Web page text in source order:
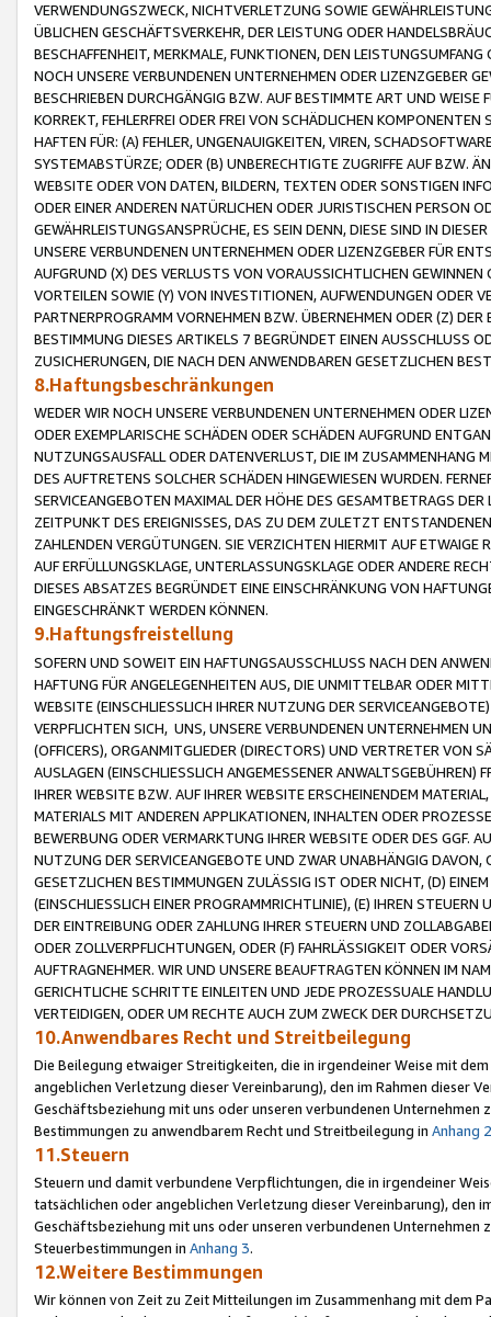
VERWENDUNGSZWECK, NICHTVERLETZUNG SOWIE
ÜBLICHEN GESCHÄFTSVERKEHR, DER LEISTUNG ODER
BESCHAFFENHEIT, MERKMALE, FUNKTIONEN, DEN
NOCH UNSERE VERBUNDENEN UNTERNEHMEN ODER LIZENZGEBER
BESCHRIEBEN DURCHGÄNGIG BZW. AUF BESTIMMTE ART UND
KORREKT, FEHLERFREI ODER FREI VON SCHÄDLICHEN
HAFTEN FÜR: (A) FEHLER, UNGENAUIGKEITEN, VIREN,
SYSTEMABSTÜRZE; ODER (B) UNBERECHTIGTE ZUGRIFFE AUF BZW.
WEBSITE ODER VON DATEN, BILDERN, TEXTEN ODER SONSTIGEN
ODER EINER ANDEREN NATÜRLICHEN ODER JURISTISCHEN PERSON
GEWÄHRLEISTUNGSANSPRÜCHE, ES SEIN DENN, DIESE SIND IN
UNSERE VERBUNDENEN UNTERNEHMEN ODER LIZENZGEBER FÜR
AUFGRUND (X) DES VERLUSTS VON VORAUSSICHTLICHEN
VORTEILEN SOWIE (Y) VON INVESTITIONEN, AUFWENDUNGEN ODER
PARTNERPROGRAMM VORNEHMEN BZW. ÜBERNEHMEN ODER (Z)
BESTIMMUNG DIESES ARTIKELS 7 BEGRÜNDET EINEN AUSSCHLUSS
ZUSICHERUNGEN, DIE NACH DEN ANWENDBAREN GESETZLICHEN
8.Haftungsbeschränkungen
WEDER WIR NOCH UNSERE VERBUNDENEN UNTERNEHMEN ODER
ODER EXEMPLARISCHE SCHÄDEN ODER SCHÄDEN AUFGRUND
NUTZUNGSAUSFALL ODER DATENVERLUST, DIE IM ZUSAMMENHANG
DES AUFTRETENS SOLCHER SCHÄDEN HINGEWIESEN WURDEN.
SERVICEANGEBOTEN MAXIMAL DER HÖHE DES GESAMTBETRAGS
ZEITPUNKT DES EREIGNISSES, DAS ZU DEM ZULETZT
ZAHLENDEN VERGÜTUNGEN. SIE VERZICHTEN HIERMIT AUF
AUF ERFÜLLUNGSKLAGE, UNTERLASSUNGSKLAGE ODER ANDERE
DIESES ABSATZES BEGRÜNDET EINE EINSCHRÄNKUNG VON
EINGESCHRÄNKT WERDEN KÖNNEN.
9.Haftungsfreistellung
SOFERN UND SOWEIT EIN HAFTUNGSAUSSCHLUSS NACH DEN
HAFTUNG FÜR ANGELEGENHEITEN AUS, DIE UNMITTELBAR ODER
WEBSITE (EINSCHLIESSLICH IHRER NUTZUNG DER
VERPFLICHTEN SICH, UNS, UNSERE VERBUNDENEN UNTERNEHMEN
(OFFICERS), ORGANMITGLIEDER (DIRECTORS) UND VERTRETER VON
AUSLAGEN (EINSCHLIESSLICH ANGEMESSENER
IHRER WEBSITE BZW. AUF IHRER WEBSITE ERSCHEINENDEM
MATERIALS MIT ANDEREN APPLIKATIONEN, INHALTEN ODER
BEWERBUNG ODER VERMARKTUNG IHRER WEBSITE ODER DES GGF.
NUTZUNG DER SERVICEANGEBOTE UND ZWAR UNABHÄNGIG
GESETZLICHEN BESTIMMUNGEN ZULÄSSIG IST ODER NICHT, (D)
(EINSCHLIESSLICH EINER PROGRAMMRICHTLINIE), (E) IHREN
DER EINTREIBUNG ODER ZAHLUNG IHRER STEUERN UND
ODER ZOLLVERPFLICHTUNGEN, ODER (F) FAHRLÄSSIGKEIT ODER
AUFTRAGNEHMER. WIR UND UNSERE BEAUFTRAGTEN KÖNNEN IM
GERICHTLICHE SCHRITTE EINLEITEN UND JEDE PROZESSUALE
VERTEIDIGEN, ODER UM RECHTE AUCH ZUM ZWECK DER
10.Anwendbares Recht und Streitbeilegung
Die Beilegung etwaiger Streitigkeiten, die in irgendeiner Weise mit
angeblichen Verletzung dieser Vereinbarung), den im Rahmen dieser
Geschäftsbeziehung mit uns oder unseren verbundenen
Bestimmungen zu anwendbarem Recht und Streitbeilegung in Anhang 2
11.Steuern
Steuern und damit verbundene Verpflichtungen, die in irgendeiner
tatsächlichen oder angeblichen Verletzung dieser Vereinbarung), den
Geschäftsbeziehung mit uns oder unseren verbundenen
Steuerbestimmungen in Anhang 3.
12.Weitere Bestimmungen
Wir können von Zeit zu Zeit Mitteilungen im Zusammenhang mit dem